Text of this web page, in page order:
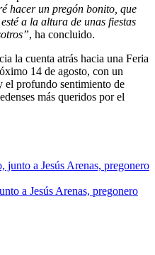
hacer un pregón bonito, que
a la altura de unas fiestas
, ha concluido.
la cuenta atrás hacia una Feria
14 de agosto, con un
el profundo sentimiento de
más queridos por el
a Jesús Arenas, pregonero